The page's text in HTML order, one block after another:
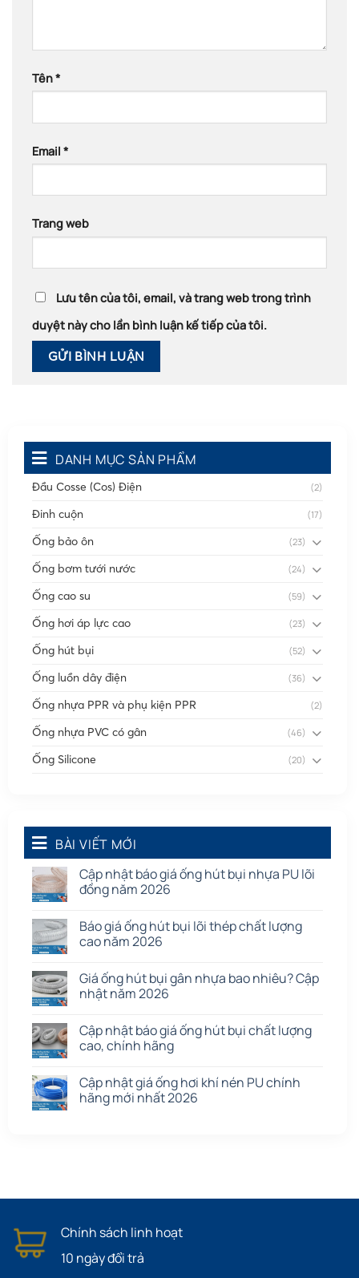
Tên*
Email *
Trang web
Lưu tên của tôi, email, và trang web trong trình
duyệt này cho lần bình luận kế tiếp của tôi.
DANH MỤC SẢN PHẨM
Đầu Cosse (Cos) Điện (2)
Đinh cuộn (17)
Ống bảo ôn (23)
Ống bơm tưới nước (24)
Ống cao su (59)
Ống hơi áp lực cao (23)
Ống hút bụi (52)
Ống luồn dây điện (36)
Ống nhựa PPR và phụ kiện PPR (2)
Ống nhựa PVC có gân (46)
Ống Silicone (20)
Quạt dân dụng
Tấm cao su (7)
BÀI VIẾT MỚI
Cập nhật báo giá ống hút bụi nhựa PU lõi
đồng năm 2026
Báo giá ống hút bụi lõi thép chất lượng
cao năm 2026
Giá ống hút bụi gân nhựa bao nhiêu? Cập
nhật năm 2026
Cập nhật báo giá ống hút bụi chất lượng
cao, chính hãng
Cập nhật giá ống hơi khí nén PU chính
hãng mới nhất 2026
Chính sách linh hoạt
10 ngày đổi trả